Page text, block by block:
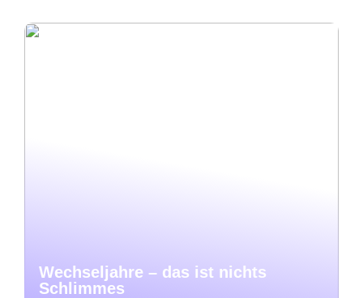
Wechseljahre – das ist nichts
Schlimmes